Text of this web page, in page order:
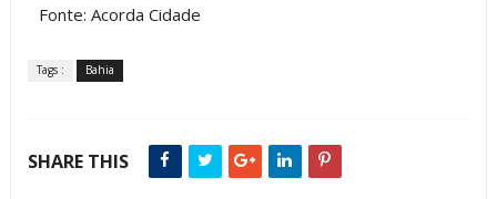
Fonte: Acorda Cidade
Tags : Bahia
SHARE THIS